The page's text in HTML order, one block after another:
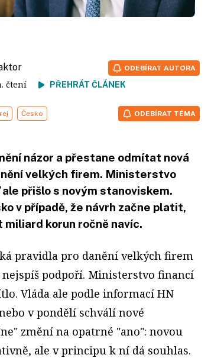
čtení PŘEHRÁT ČLÁNEK
ODEBÍRAT AUTORA
Česko ODEBÍRAT TÉMA
názor a přestane odmítat nová
velkých firem. Ministerstvo
přišlo s novým stanoviskem.
v případě, že návrh začne platit,
korun ročně navíc.
pravidla pro danění velkých firem
nejspíš podpoří. Ministerstvo financí
Vláda ale podle informací HN
v pondělí schválí nové
změní na opatrné "ano": novou
ale v principu k ní dá souhlas.